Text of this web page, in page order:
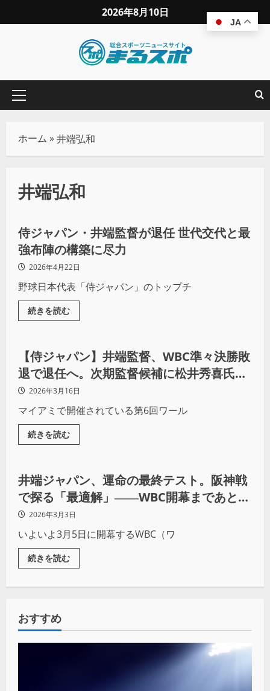
2026年8月10日
ホーム »井端弘和
井端弘和
野球
侍ジャパン・井端監督が退任 世代交代と最
強布陣の構築に尽力
2026年4月22日
野球日本代表「侍ジャパン」のトップチ
続きを読む
野球
【侍ジャパン】井端監督、WBC準々決勝敗
退で退任へ。次期監督候補に松井秀喜氏、
栗山前監督の再登板も浮上
2026年3月16日
マイアミで開催されている第6回ワール
続きを読む
野球
井端ジャパン、運命の最終テスト。阪神戦
で探る「最適解」――WBC開幕まであと2
日！2026年3月3日
いよいよ3月5日に開幕するWBC（ワ
続きを読む
おすすめ
JA